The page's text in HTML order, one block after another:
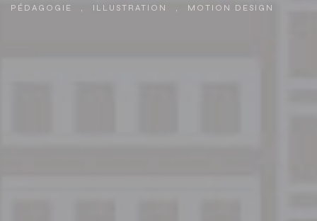
PÉDAGOGIE ILLUSTRATION MOTION DESIGN